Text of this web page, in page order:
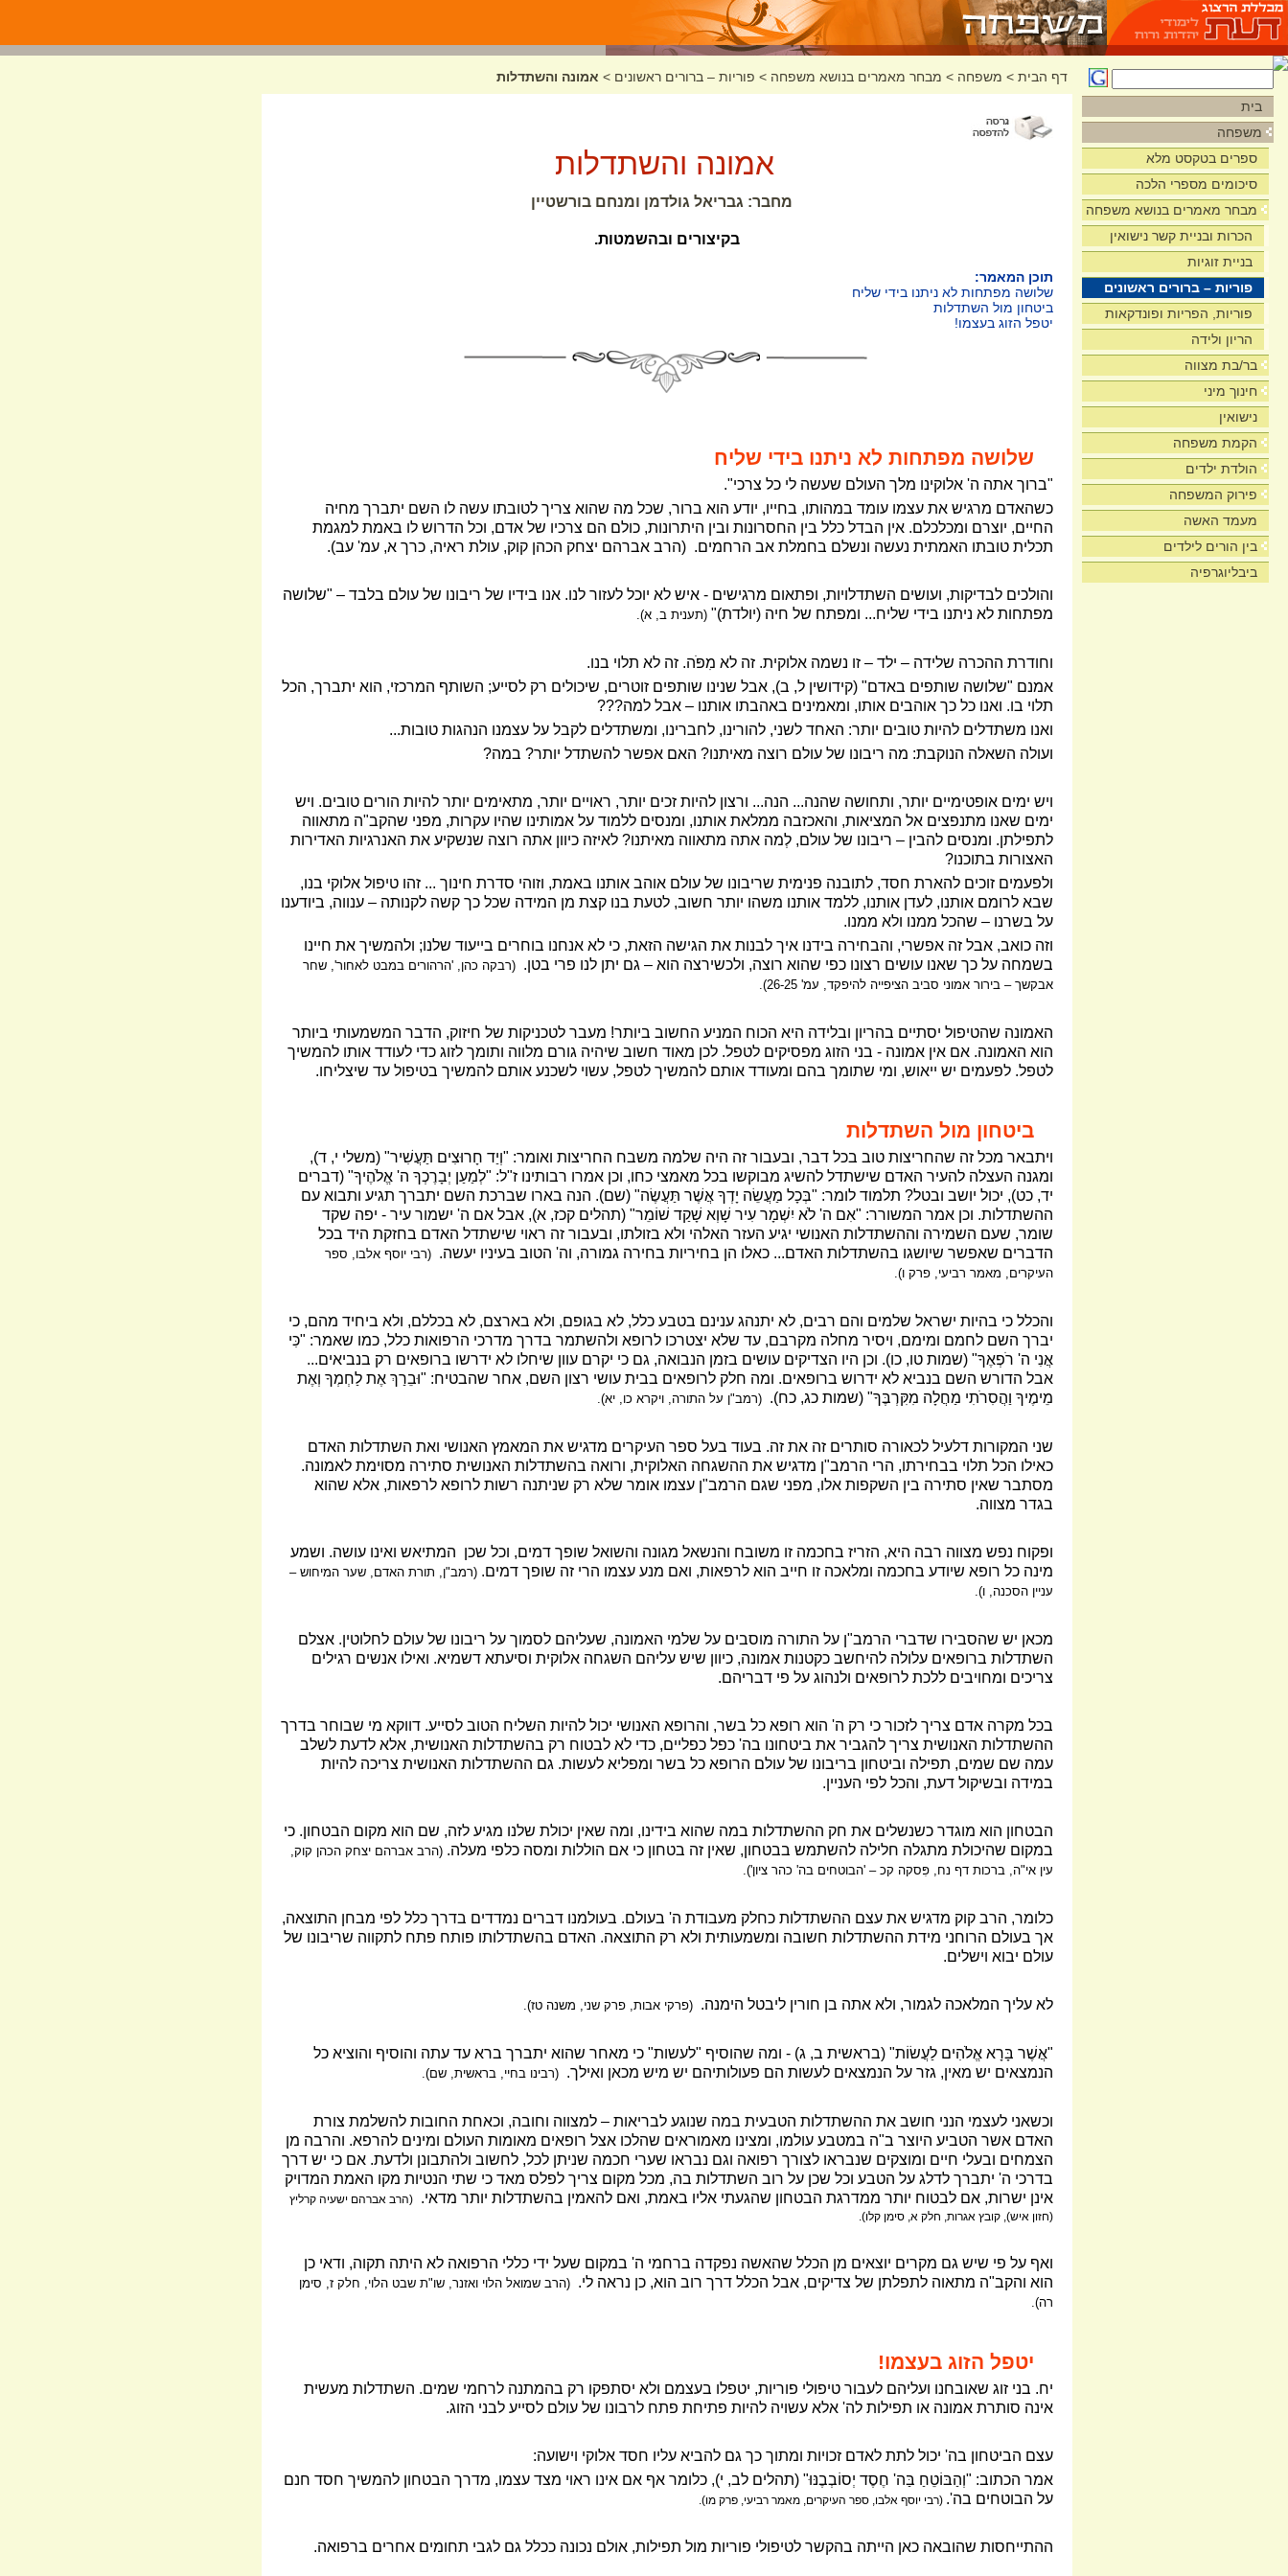
בית
משפחה
ספרים בטקסט מלא
סיכומים מספרי הלכה
מבחר מאמרים בנושא משפחה
הכרות ובניית קשר נישואין
בניית זוגיות
פוריות – ברורים ראשונים
פוריות, הפריות ופונדקאות
הריון ולידה
בר/בת מצווה
חינוך מיני
נישואין
הקמת משפחה
הולדת ילדים
פירוק המשפחה
מעמד האשה
בין הורים לילדים
ביבליוגרפיה
דף הבית > משפחה > מבחר מאמרים בנושא משפחה > פוריות – ברורים ראשונים > אמונה והשתדלות
אמונה והשתדלות
מחבר: גבריאל גולדמן ומנחם בורשטיין
בקיצורים ובהשמטות.
תוכן המאמר:
שלושה מפתחות לא ניתנו בידי שליח
ביטחון מול השתדלות
יטפל הזוג בעצמו!
שלושה מפתחות לא ניתנו בידי שליח
"ברוך אתה ה' אלוקינו מלך העולם שעשה לי כל צרכי".
כשהאדם מרגיש את עצמו עומד במהותו, בחייו, יודע הוא ברור, שכל מה שהוא צריך לטובתו עשה לו השם יתברך מחיה
החיים, יוצרם ומכלכלם. אין הבדל כלל בין החסרונות ובין היתרונות, כולם הם צרכיו של אדם, וכל הדרוש לו באמת למגמת
תכלית טובתו האמתית נעשה ונשלם בחמלת אב הרחמים. (הרב אברהם יצחק הכהן קוק, עולת ראיה, כרך א, עמ' עב).
והולכים לבדיקות, ועושים השתדלויות, ופתאום מרגישים - איש לא יוכל לעזור לנו. אנו בידיו של ריבונו של עולם בלבד – "שלושה
מפתחות לא ניתנו בידי שליח... ומפתח של חיה (יולדת)" (תענית ב, א).
וחודרת ההכרה שלידה – ילד – זו נשמה אלוקית. זה לא מִפֹּה. זה לא תלוי בנו.
אמנם "שלושה שותפים באדם" (קידושין ל, ב), אבל שנינו שותפים זוטרים, שיכולים רק לסייע; השותף המרכזי, הוא יתברך, הכל
תלוי בו. ואנו כל כך אוהבים אותו, ומאמינים באהבתו אותנו – אבל למה???
ואנו משתדלים להיות טובים יותר: האחד לשני, להורינו, לחברינו, ומשתדלים לקבל על עצמנו הנהגות טובות...
ועולה השאלה הנוקבת: מה ריבונו של עולם רוצה מאיתנו? האם אפשר להשתדל יותר? במה?
ויש ימים אופטימיים יותר, ותחושה שהנה... הנה... ורצון להיות זכים יותר, ראויים יותר, מתאימים יותר להיות הורים טובים. ויש
ימים שאנו מתנפצים אל המציאות, והאכזבה ממלאת אותנו, ומנסים ללמוד על אמותינו שהיו עקרות, מפני שהקב"ה מתאווה
לתפילתן. ומנסים להבין – ריבונו של עולם, לְמה אתה מתאווה מאיתנו? לאיזה כיוון אתה רוצה שנשקיע את האנרגיות האדירות
האצורות בתוכנו?
ולפעמים זוכים להארת חסד, לתובנה פנימית שריבונו של עולם אוהב אותנו באמת, וזוהי סדרת חינוך ... זהו טיפול אלוקי בנו,
שבא לרומם אותנו, לעדן אותנו, ללמד אותנו משהו יותר חשוב, לטעת בנו קצת מן המידה שכל כך קשה לקנותה – ענווה, ביודענו
על בשרנו – שהכל ממנו ולא ממנו.
וזה כואב, אבל זה אפשרי, והבחירה בידנו איך לבנות את הגישה הזאת, כי לא אנחנו בוחרים בייעוד שלנו; ולהמשיך את חיינו
בשמחה על כך שאנו עושים רצונו כפי שהוא רוצה, ולכשירצה הוא – גם יתן לנו פרי בטן. (רבקה כהן, 'הרהורים במבט לאחור', שחר
אבקשך – בירור אמוני סביב הציפייה להיפקד, עמ' 26-25).
האמונה שהטיפול יסתיים בהריון ובלידה היא הכוח המניע החשוב ביותר! מעבר לטכניקות של חיזוק, הדבר המשמעותי ביותר
הוא האמונה. אם אין אמונה - בני הזוג מפסיקים לטפל. לכן מאוד חשוב שיהיה גורם מלווה ותומך לזוג כדי לעודד אותו להמשיך
לטפל. לפעמים יש ייאוש, ומי שתומך בהם ומעודד אותם להמשיך לטפל, עשוי לשכנע אותם להמשיך בטיפול עד שיצליחו.
ביטחון מול השתדלות
ויתבאר מכל זה שהחריצות טוב בכל דבר, ובעבור זה היה שלמה משבח החריצות ואומר: "וְיַד חָרוּצִים תַּעֲשִׁיר" (משלי י, ד),
ומגנה העצלה להעיר האדם שישתדל להשיג מבוקשו בכל מאמצי כחו, וכן אמרו רבותינו ז"ל: "לְמַעַן יְבָרֶכְךָ ה' אֱלֹהֶיךָ" (דברים
יד, כט), יכול יושב ובטל? תלמוד לומר: "בְּכָל מַעֲשֵׂה יָדְךָ אֲשֶׁר תַּעֲשֶׂה" (שם). הנה בארו שברכת השם יתברך תגיע ותבוא עם
ההשתדלות. וכן אמר המשורר: "אִם ה' לֹא יִשְׁמָר עִיר שָׁוְא שָׁקַד שׁוֹמֵר" (תהלים קכז, א), אבל אם ה' ישמור עיר - יפה שקד
שומר, שעם השמירה וההשתדלות האנושי יגיע העזר האלהי ולא בזולתו, ובעבור זה ראוי שישתדל האדם בחזקת היד בכל
הדברים שאפשר שיושגו בהשתדלות האדם... כאלו הן בחיריות בחירה גמורה, וה' הטוב בעיניו יעשה. (רבי יוסף אלבו, ספר
העיקרים, מאמר רביעי, פרק ו).
והכלל כי בהיות ישראל שלמים והם רבים, לא יתנהג ענינם בטבע כלל, לא בגופם, ולא בארצם, לא בכללם, ולא ביחיד מהם, כי
יברך השם לחמם ומימם, ויסיר מחלה מקרבם, עד שלא יצטרכו לרופא ולהשתמר בדרך מדרכי הרפואות כלל, כמו שאמר: "כִּי
אֲנִי ה' רֹפְאֶךָ" (שמות טו, כו). וכן היו הצדיקים עושים בזמן הנבואה, גם כי יקרם עוון שיחלו לא ידרשו ברופאים רק בנביאים...
אבל הדורש השם בנביא לא ידרוש ברופאים. ומה חלק לרופאים בבית עושי רצון השם, אחר שהבטיח: "וּבֵרַךְ אֶת לַחְמְךָ וְאֶת
מֵימֶיךָ וַהֲסִרֹתִי מַחֲלָה מִקִּרְבֶּךָ" (שמות כג, כח). (רמב"ן על התורה, ויקרא כו, יא).
שני המקורות דלעיל לכאורה סותרים זה את זה. בעוד בעל ספר העיקרים מדגיש את המאמץ האנושי ואת השתדלות האדם
כאילו הכל תלוי בבחירתו, הרי הרמב"ן מדגיש את ההשגחה האלוקית, ורואה בהשתדלות האנושית סתירה מסוימת לאמונה.
מסתבר שאין סתירה בין השקפות אלו, מפני שגם הרמב"ן עצמו אומר שלא רק שניתנה רשות לרופא לרפאות, אלא שהוא
בגדר מצווה.
ופקוח נפש מצווה רבה היא, הזריז בחכמה זו משובח והנשאל מגונה והשואל שופך דמים, וכל שכן המתיאש ואינו עושה. ושמע
מינה כל רופא שיודע בחכמה ומלאכה זו חייב הוא לרפאות, ואם מנע עצמו הרי זה שופך דמים. (רמב"ן, תורת האדם, שער המיחוש –
עניין הסכנה, ו).
מכאן יש שהסבירו שדברי הרמב"ן על התורה מוסבים על שלמי האמונה, שעליהם לסמוך על ריבונו של עולם לחלוטין. אצלם
השתדלות ברופאים עלולה להיחשב כקטנות אמונה, כיוון שיש עליהם השגחה אלוקית וסיעתא דשמיא. ואילו אנשים רגילים
צריכים ומחויבים ללכת לרופאים ולנהוג על פי דבריהם.
בכל מקרה אדם צריך לזכור כי רק ה' הוא רופא כל בשר, והרופא האנושי יכול להיות השליח הטוב לסייע. דווקא מי שבוחר בדרך
ההשתדלות האנושית צריך להגביר את ביטחונו בה' כפל כפליים, כדי לא לבטוח רק בהשתדלות האנושית, אלא לדעת לשלב
עמה שם שמים, תפילה וביטחון בריבונו של עולם הרופא כל בשר ומפליא לעשות. גם ההשתדלות האנושית צריכה להיות
במידה ובשיקול דעת, והכל לפי העניין.
הבטחון הוא מוגדר כשנשלים את חק ההשתדלות במה שהוא בידינו, ומה שאין יכולת שלנו מגיע לזה, שם הוא מקום הבטחון. כי
במקום שהיכולת מתגלה חלילה להשתמש בבטחון, שאין זה בטחון כי אם הוללות ומסה כלפי מעלה. (הרב אברהם יצחק הכהן קוק,
עין אי"ה, ברכות דף נח, פִּסקה קכ – 'הבוטחים בה' כהר ציון').
כלומר, הרב קוק מדגיש את עצם ההשתדלות כחלק מעבודת ה' בעולם. בעולמנו דברים נמדדים בדרך כלל לפי מבחן התוצאה,
אך בעולם הרוחני מידת ההשתדלות חשובה ומשמעותית ולא רק התוצאה. האדם בהשתדלותו פותח פתח לתקווה שריבונו של
עולם יבוא וישלים.
לא עליך המלאכה לגמור, ולא אתה בן חורין ליבטל הימנה. (פרקי אבות, פרק שני, משנה טז).
"אֲשֶׁר בָּרָא אֱלֹהִים לַעֲשׂוֹת" (בראשית ב, ג) - ומה שהוסיף "לעשות" כי מאחר שהוא יתברך ברא עד עתה והוסיף והוציא כל
הנמצאים יש מאין, גזר על הנמצאים לעשות הם פעולותיהם יש מיש מכאן ואילך. (רבינו בחיי, בראשית, שם).
וכשאני לעצמי הנני חושב את ההשתדלות הטבעית במה שנוגע לבריאות – למצווה וחובה, וכאחת החובות להשלמת צורת
האדם אשר הטביע היוצר ב"ה במטבע עולמו, ומצינו מאמוראים שהלכו אצל רופאים מאומות העולם ומינים להרפא. והרבה מן
הצמחים ובעלי חיים ומוצקים שנבראו לצורך רפואה וגם נבראו שערי חכמה שניתן לכל, לחשוב ולהתבונן ולדעת. אם כי יש דרך
בדרכי ה' יתברך לדלג על הטבע וכל שכן על רוב השתדלות בה, מכל מקום צריך לפלס מאד כי שתי הנטיות מקו האמת המדויק
אינן ישרות, אם לבטוח יותר ממדרגת הבטחון שהגעתי אליו באמת, ואם להאמין בהשתדלות יותר מדאי.
(הרב אברהם ישעיה קרליץ
(חזון איש), קובץ אגרות, חלק א, סימן קלו).
ואף על פי שיש גם מקרים יוצאים מן הכלל שהאשה נפקדה ברחמי ה' במקום שעל ידי כללי הרפואה לא היתה תקוה, ודאי כן
הוא והקב"ה מתאוה לתפלתן של צדיקים, אבל הכלל דרך רוב הוא, כן נראה לי. (הרב שמואל הלוי ואזנר, שו"ת שבט הלוי, חלק ז, סימן
רה).
יטפל הזוג בעצמו!
יח. בני זוג שאובחנו ועליהם לעבור טיפולי פוריות, יטפלו בעצמם ולא יסתפקו רק בהמתנה לרחמי שמים. השתדלות מעשית
אינה סותרת אמונה או תפילות לה' אלא עשויה להיות פתיחת פתח לרבונו של עולם לסייע לבני הזוג.
עצם הביטחון בה' יכול לתת לאדם זכויות ומתוך כך גם להביא עליו חסד אלוקי וישועה:
אמר הכתוב: "וְהַבּוֹטֵחַ בַּה' חֶסֶד יְסוֹבְבֶנּוּ" (תהלים לב, י), כלומר אף אם אינו ראוי מצד עצמו, מדרך הבטחון להמשיך חסד חנם
על הבוטחים בה'. (רבי יוסף אלבו, ספר העיקרים, מאמר רביעי, פרק מו).
ההתייחסות שהובאה כאן הייתה בהקשר לטיפולי פוריות מול תפילות, אולם נכונה ככלל גם לגבי תחומים אחרים ברפואה.